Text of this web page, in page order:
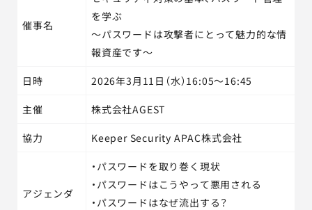
催事名
を学ぶ
～パスワードは攻撃者にとって魅力的な情
報資産です～
日時 2026年3月11日（水）16:05～16:45
主催 株式会社AGEST
協力 Keeper Security APAC株式会社
アジェンダ
・パスワードを取り巻く現状
・パスワードはこうやって悪用される
・パスワードはなぜ流出する？